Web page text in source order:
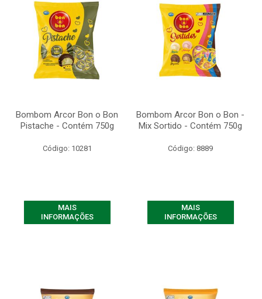
Bombom Arcor Bon o Bon
Pistache - Contém 750g
Código: 10281
MAIS
INFORMAÇÕES
Bombom Arcor Bon o Bon -
Mix Sortido - Contém 750g
Código: 8889
MAIS
INFORMAÇÕES